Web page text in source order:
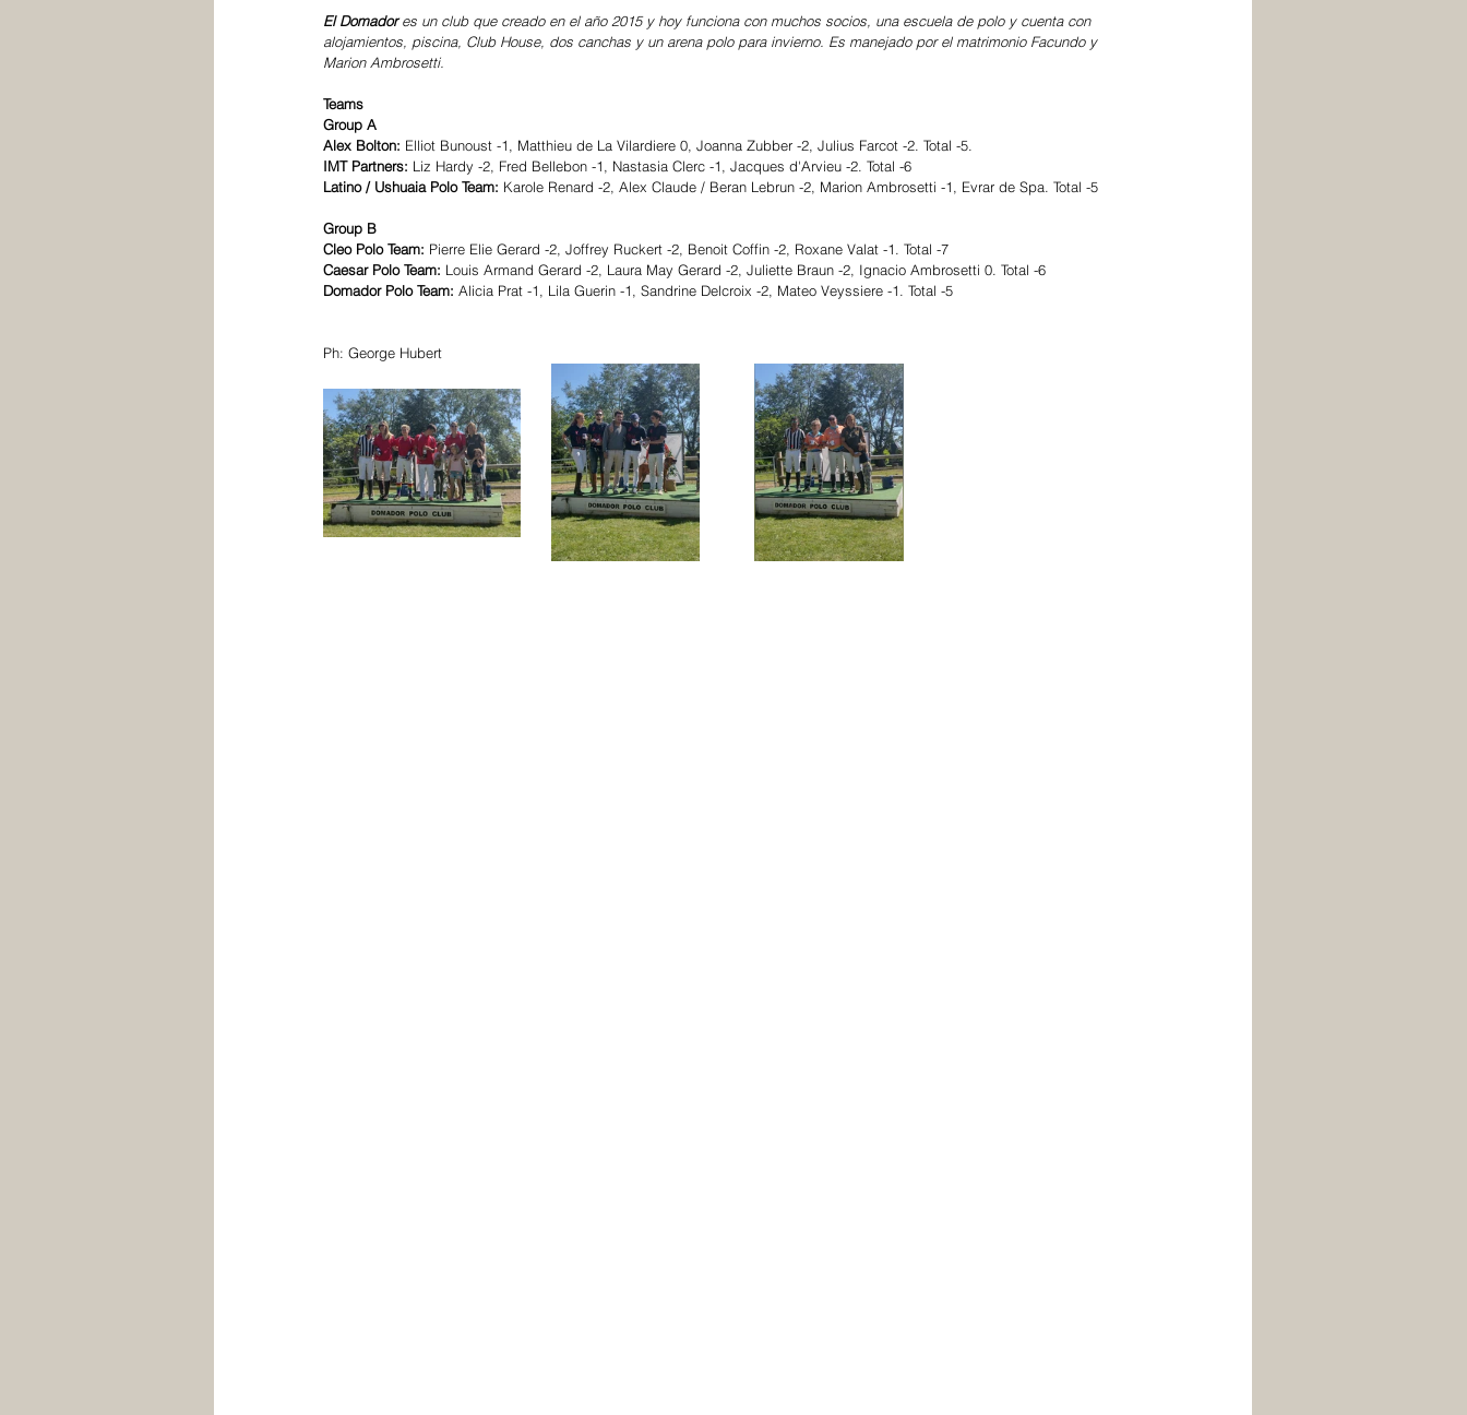
El Domador es un club que creado en el año 2015 y hoy funciona con muchos socios, una escuela de polo y cuenta con
alojamientos, piscina, Club House, dos canchas y un arena polo para invierno. Es manejado por el matrimonio Facundo y
Marion Ambrosetti.
Teams
Group A
Alex Bolton: Elliot Bunoust -1, Matthieu de La Vilardiere 0, Joanna Zubber -2, Julius Farcot -2. Total -5.
IMT Partners: Liz Hardy -2, Fred Bellebon -1, Nastasia Clerc -1, Jacques d'Arvieu -2. Total -6
Latino / Ushuaia Polo Team: Karole Renard -2, Alex Claude / Beran Lebrun -2, Marion Ambrosetti -1, Evrar de Spa. Total -5
Group B
Cleo Polo Team: Pierre Elie Gerard -2, Joffrey Ruckert -2, Benoit Coffin -2, Roxane Valat -1. Total -7
Caesar Polo Team: Louis Armand Gerard -2, Laura May Gerard -2, Juliette Braun -2, Ignacio Ambrosetti 0. Total -6
Domador Polo Team: Alicia Prat -1, Lila Guerin -1, Sandrine Delcroix -2, Mateo Veyssiere -1. Total -5
Ph: George Hubert